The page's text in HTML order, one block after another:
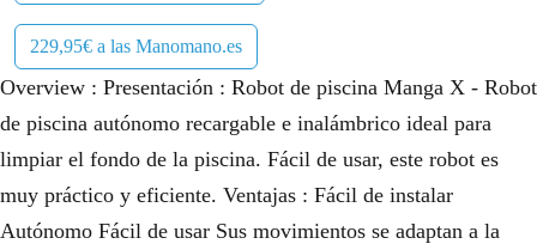
229,95€ a las Manomano.es
Overview : Presentación : Robot de piscina Manga X - Robot
de piscina autónomo recargable e inalámbrico ideal para
limpiar el fondo de la piscina. Fácil de usar, este robot es
muy práctico y eficiente. Ventajas : Fácil de instalar
Autónomo Fácil de usar Sus movimientos se adaptan a la